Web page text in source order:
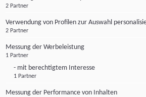
2 Partner
Verwendung von Profilen zur Auswahl
2 Partner
Messung der Werbeleistung
1 Partner
- mit berechtigtem Interesse
1 Partner
Messung der Performance von Inhalten